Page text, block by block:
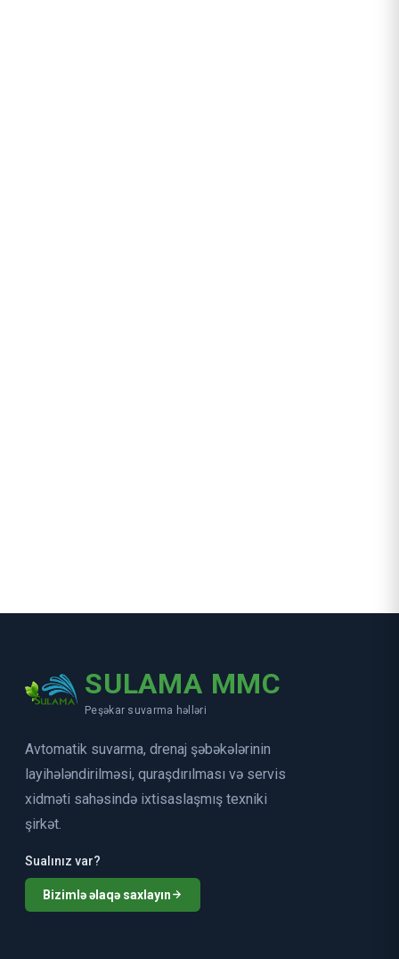
SULAMA MMC
Peşəkar suvarma həlləri
Avtomatik suvarma, drenaj şəbəkələrinin
layihələndirilməsi, quraşdırılması və servis
xidməti sahəsində ixtisaslaşmış texniki
şirkət.
Sualınız var?
Bizimlə əlaqə saxlayın